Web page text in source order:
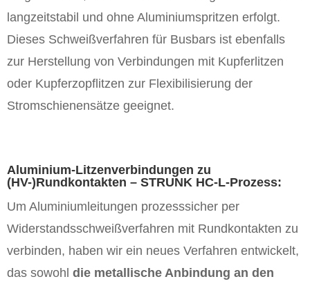
langzeitstabil und ohne Aluminiumspritzen erfolgt.
Dieses Schweißverfahren für Busbars ist ebenfalls
zur Herstellung von Verbindungen mit Kupferlitzen
oder Kupferzopflitzen zur Flexibilisierung der
Stromschienensätze geeignet.
Aluminium-Litzenverbindungen zu
(HV-)Rundkontakten – STRUNK HC-L-Prozess:
Um Aluminiumleitungen prozesssicher per
Widerstandsschweißverfahren mit Rundkontakten zu
verbinden, haben wir ein neues Verfahren entwickelt,
das sowohl die metallische Anbindung an den